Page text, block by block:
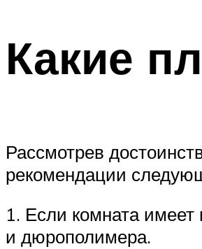
Какие
Рассмотрев
рекомендации
1. Если комната
и дюрополимера.